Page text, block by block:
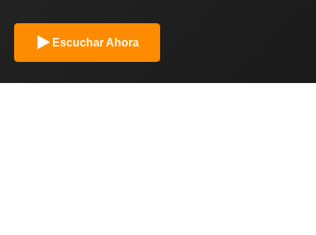
Escuchar Ahora